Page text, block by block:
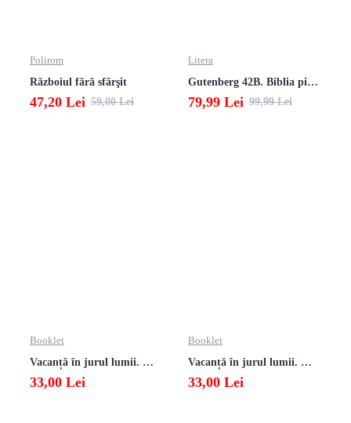
Polirom
Războiul fără sfârşit
47,20 Lei 59,00 Lei
Litera
Gutenberg 42B. Biblia pierduta
79,99 Lei 99,99 Lei
Booklet
Vacanță în jurul lumii. Matematică clasa a VII-a – EDIȚIA 2026
33,00 Lei
Booklet
Vacanță în jurul lumii. Matematică clasa a VI-a – EDIȚIA 2026
33,00 Lei